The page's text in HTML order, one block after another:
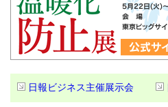
日報ビジネス主催展示会